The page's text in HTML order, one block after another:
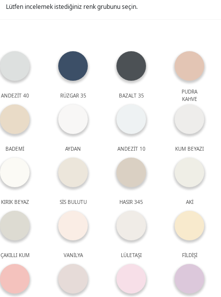
Lütfen incelemek istediğiniz renk grubunu seçin.
ANDEZİT 40 RÜZGAR 35 BAZALT 35
PUDRA
KAHVE
BADEMİ AYDAN ANDEZİT 10 KUM BEYAZI
KIRIK BEYAZ SİS BULUTU HASIR 345 AKİ
ÇAKILLI KUM VANİLYA LÜLETAŞI FİLDİŞİ